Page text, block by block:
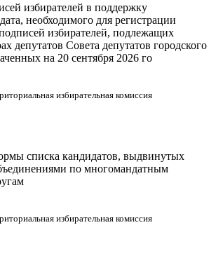
избирателей в поддержку
необходимого для регистрации
избирателей, подлежащих
депутатов Совета депутатов городского
на 20 сентября 2026 го
избирательная комиссия
списка кандидатов, выдвинутых
по многомандатным
избирательная комиссия